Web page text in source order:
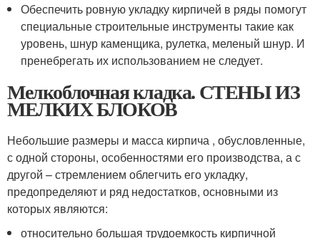
Обеспечить ровную укладку кирпичей в ряды помогут
специальные строительные инструменты такие как
уровень, шнур каменщика, рулетка, меленый шнур. И
пренебрегать их использованием не следует.
Мелкоблочная кладка. СТЕНЫ ИЗ
МЕЛКИХ БЛОКОВ
Небольшие размеры и масса кирпича , обусловленные,
с одной стороны, особенностями его производства, а с
другой – стремлением облегчить его укладку,
предопределяют и ряд недостатков, основными из
которых являются:
относительно большая трудоемкость кирпичной